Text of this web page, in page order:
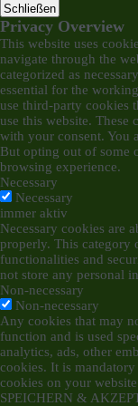
Schließen
Privacy Overview
This website uses
navigate through the
categorized as
essential for the
use third-party cookies
use this website.
with your consent. You
But opting out of some
browsing experience.
Necessary
Necessary
immer aktiv
Necessary cookies are
properly. This category
functionalities and
not store any personal
Non-necessary
Non-necessary
Any cookies that may
function and is used
analytics, ads, other
cookies. It is
cookies on your
SPEICHERN &